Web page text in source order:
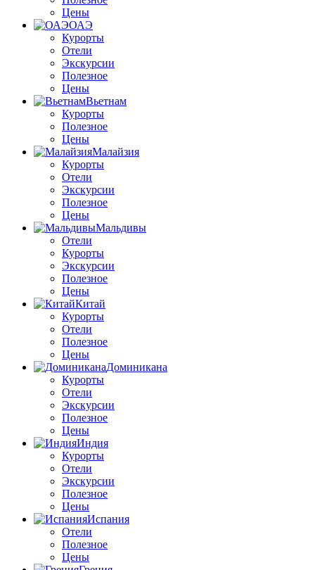
Цены
ОАЭ
Курорты
Отели
Экскурсии
Полезное
Цены
Вьетнам
Курорты
Полезное
Цены
Малайзия
Курорты
Отели
Экскурсии
Полезное
Цены
Мальдивы
Отели
Курорты
Экскурсии
Полезное
Цены
Китай
Курорты
Отели
Полезное
Цены
Доминикана
Курорты
Отели
Экскурсии
Полезное
Цены
Индия
Курорты
Отели
Экскурсии
Полезное
Цены
Испания
Отели
Полезное
Цены